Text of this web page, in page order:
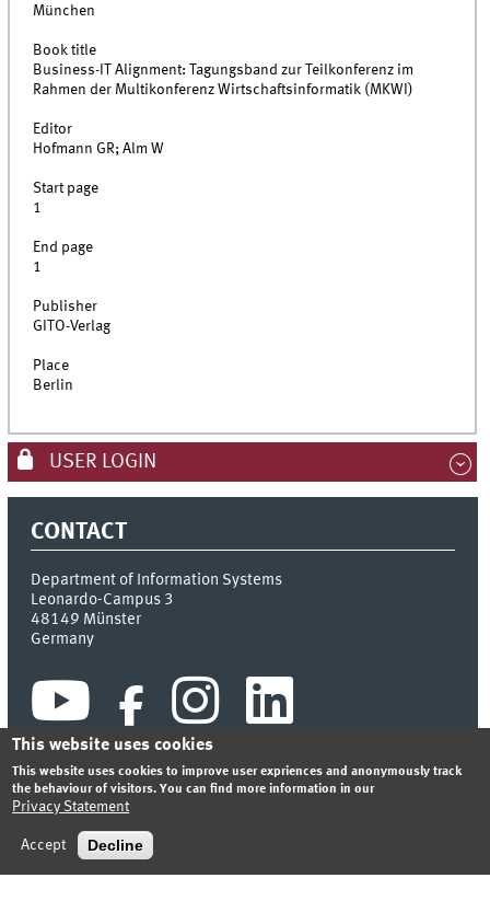
München
Book title
Business-IT Alignment: Tagungsband zur Teilkonferenz im
Rahmen der Multikonferenz Wirtschaftsinformatik (MKWI)
Editor
Hofmann GR; Alm W
Start page
1
End page
1
Publisher
GITO-Verlag
Place
Berlin
USER LOGIN
CONTACT
Department of Information Systems
Leonardo-Campus 3
48149 Münster
Germany
PRIVACY STATEMENT
© 2026 DEPARTMENT OF INFORMATION SYSTEMS
This website uses cookies
This website uses cookies to improve user expriences and anonymously track
the behaviour of visitors. You can find more information in our
Privacy Statement
Accept Decline